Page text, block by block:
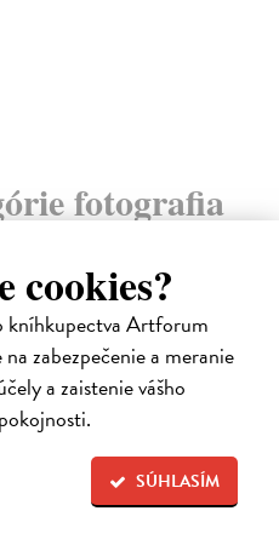
cookies?
kníhkupectva Artforum
zabezpečenie a meranie
a zaistenie vášho
SÚHLASÍM
fotografia
na sklade